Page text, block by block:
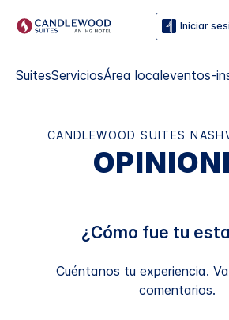
Iniciar
SuitesServiciosÁrea localeventos-
CANDLEWOOD SUITES
¿Cómo fue tu
Cuéntanos tu experiencia.
comentarios.